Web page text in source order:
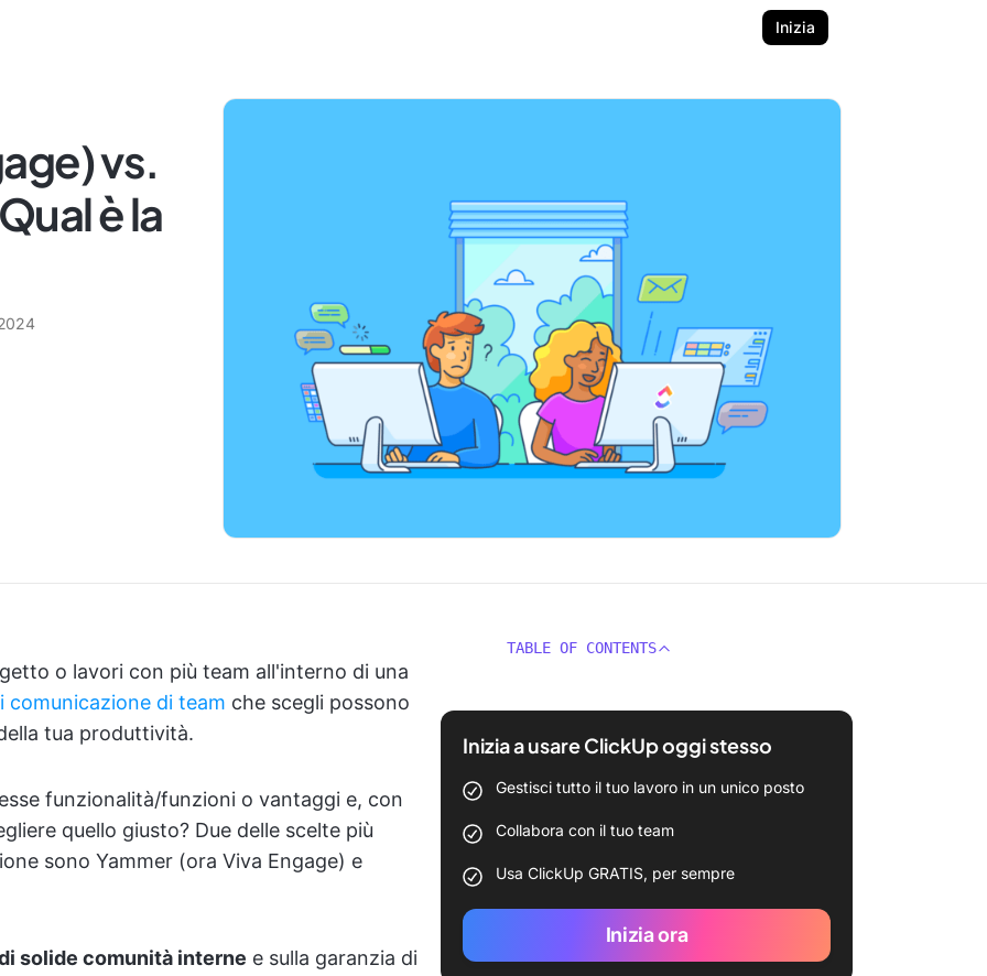
Inizia
vs.
è la
o lavori con più team all'interno di una
comunicazione di team che scegli possono
tua produttività.
funzionalità/funzioni o vantaggi e, con
quello giusto? Due delle scelte più
sono Yammer (ora Viva Engage) e
solide comunità interne e sulla garanzia di
TABLE OF CONTENTS
Inizia a usare ClickUp oggi stesso
Gestisci tutto il tuo lavoro in un unico posto
Collabora con il tuo team
Usa ClickUp GRATIS, per sempre
Inizia ora